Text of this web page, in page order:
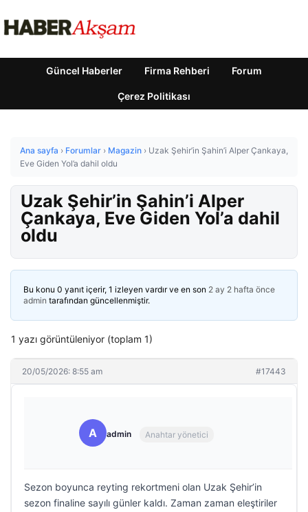
Güncel Haberler Firma Rehberi Forum
Çerez Politikası
Ana sayfa › Forumlar › Magazin › Uzak Şehir’in Şahin’i Alper Çankaya,
Eve Giden Yol’a dahil oldu
Uzak Şehir’in Şahin’i Alper
Çankaya, Eve Giden Yol’a dahil
oldu
Bu konu 0 yanıt içerir, 1 izleyen vardır ve en son 2 ay 2 hafta önce
admin tarafından güncellenmiştir.
1 yazı görüntüleniyor (toplam 1)
20/05/2026: 8:55 am #17443
A admin Anahtar yönetici
Sezon boyunca reyting rekortmeni olan Uzak Şehir’in
sezon finaline sayılı günler kaldı. Zaman zaman eleştiriler